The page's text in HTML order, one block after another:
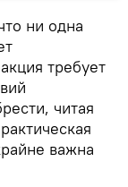
ни одна
требует
читая
важна